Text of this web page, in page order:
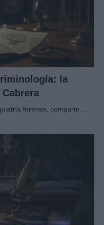
la
forense, comparte…